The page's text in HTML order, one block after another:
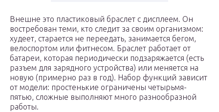
Внешне это пластиковый браслет с дисплеем. Он
востребован теми, кто следит за своим организмом:
худеет, старается не переедать, занимается бегом,
велоспортом или фитнесом. Браслет работает от
батареи, которая периодически подзаряжается (есть
разъем для зарядного устройства) или меняется на
новую (примерно раз в год). Набор функций зависит
от модели: простенькие ограничены четырьмя-
пятью, сложные выполняют много разнообразной
работы.